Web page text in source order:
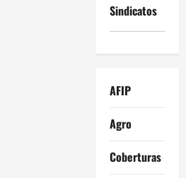
Sindicatos
AFIP
Agro
Coberturas